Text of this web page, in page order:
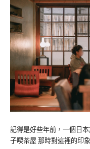
記得是好些年前，一個日
子喫茶屋 那時對這裡的印